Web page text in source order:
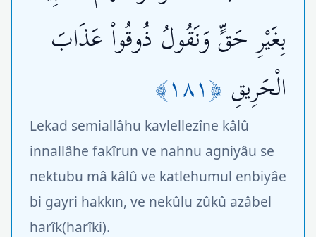
بِغَيْرِ حَقٍّ وَنَقُولُ ذُوقُواْ عَذَابَ
الْحَرِيقِ ﴿١٨١﴾
Lekad semiallâhu kavlellezîne kâlû
innallâhe fakîrun ve nahnu agniyâu se
nektubu mâ kâlû ve katlehumul enbiyâe
bi gayri hakkın, ve nekûlu zûkû azâbel
harîk(harîki).